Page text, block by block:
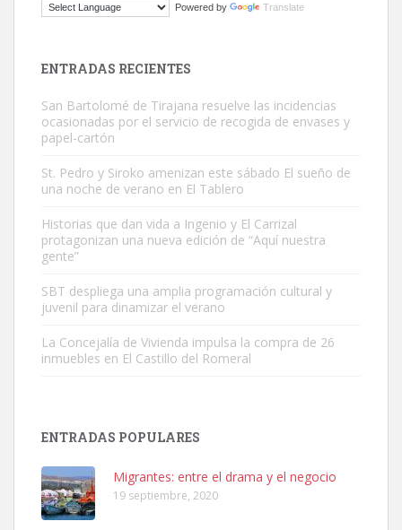
Este gato macho ha aparecido en la calle hace menos de un mes,
Busco adopción responsable para mi perra. Pastor alemán,
hembra, 4 años. Por motivos personales ...
Leales.org » Gran Canaria
Leales.org » Gran Canaria
Powered by Translate
ENTRADAS RECIENTES
San Bartolomé de Tirajana resuelve las incidencias
ocasionadas por el servicio de recogida de envases y
papel-cartón
St. Pedro y Siroko amenizan este sábado El sueño de
una noche de verano en El Tablero
Historias que dan vida a Ingenio y El Carrizal
protagonizan una nueva edición de “Aquí nuestra
gente”
SBT despliega una amplia programación cultural y
juvenil para dinamizar el verano
La Concejalía de Vivienda impulsa la compra de 26
inmuebles en El Castillo del Romeral
ENTRADAS POPULARES
Migrantes: entre el drama y el negocio
19 septiembre, 2020